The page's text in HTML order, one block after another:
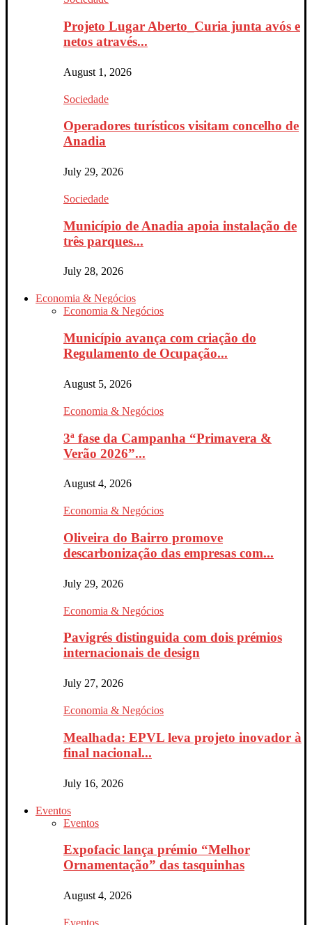
Projeto Lugar Aberto_Curia junta avós e
netos através...
August 1, 2026
Sociedade
Operadores turísticos visitam concelho de
Anadia
July 29, 2026
Sociedade
Município de Anadia apoia instalação de
três parques...
July 28, 2026
Economia & Negócios
Economia & Negócios
Município avança com criação do
Regulamento de Ocupação...
August 5, 2026
Economia & Negócios
3ª fase da Campanha “Primavera &
Verão 2026”...
August 4, 2026
Economia & Negócios
Oliveira do Bairro promove
descarbonização das empresas com...
July 29, 2026
Economia & Negócios
Pavigrés distinguida com dois prémios
internacionais de design
July 27, 2026
Economia & Negócios
Mealhada: EPVL leva projeto inovador à
final nacional...
July 16, 2026
Eventos
Eventos
Expofacic lança prémio “Melhor
Ornamentação” das tasquinhas
August 4, 2026
Eventos